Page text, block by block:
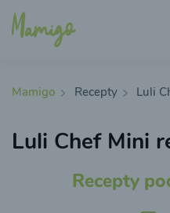
Mamigo Recepty Luli
Luli Chef Mini
Recepty